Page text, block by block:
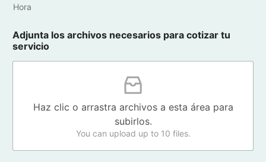
Hora
Adjunta los archivos necesarios para cotizar tu
servicio
Haz clic o arrastra archivos a esta área para
subirlos.
You can upload up to 10 files.